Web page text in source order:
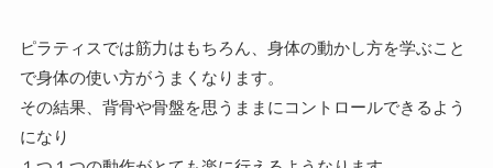
ピラティスでは筋力はもちろん、身体の動かし方を学ぶこと
で身体の使い方がうまくなります。
その結果、背骨や骨盤を思うままにコントロールできるよう
になり